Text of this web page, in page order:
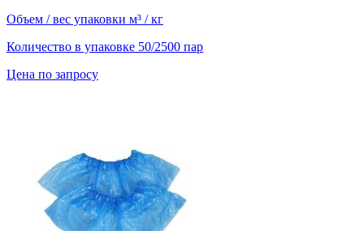
Объем / вес упаковки м³ / кг
Количество в упаковке 50/2500 пар
Цена по запросу